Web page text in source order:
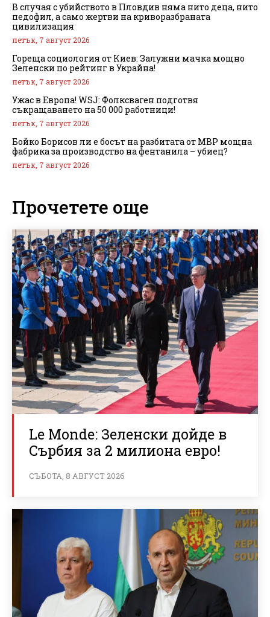
В случая с убийството в Пловдив няма нито деца, нито
педофил, а само жертви на криворазбраната
цивилизация
петък, 7 август 2026
Гореща социология от Киев: Залужни мачка мощно
Зеленски по рейтинг в Украйна!
петък, 7 август 2026
Ужас в Европа! WSJ: Фолксваген подготвя
съкращаването на 50 000 работници!
петък, 7 август 2026
Бойко Борисов ли е босът на разбитата от МВР мощна
фабрика за производство на фентанила – убиец?
петък, 7 август 2026
Прочетете още
Le Monde: Зеленски дойде в
Сърбия за 2 милиона евро!
СЪБОТА, 8 АВГУСТ 2026